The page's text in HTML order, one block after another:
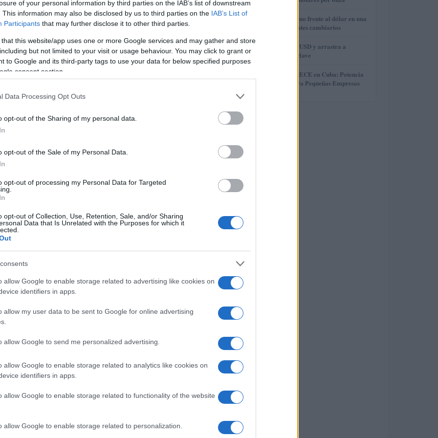
of your personal information by third parties on the IAB’s list of downstream
This information may also be disclosed by us to third parties on the IAB’s List of
Participants that may further disclose it to other third parties.
that this website/app uses one or more Google services and may gather and store
but not limited to your visit or usage behaviour. You may click to grant or
to Google and its third-party tags to use your data for below specified purposes
consent section.
Data Processing Opt Outs
opt-out of the Sharing of my personal data.
opt-out of the Sale of my Personal Data.
opt-out of processing my Personal Data for Targeted
opt-out of Collection, Use, Retention, Sale, and/or Sharing
Data that Is Unrelated with the Purposes for which it
allow Google to enable storage related to advertising like cookies on
identifiers in apps.
allow my user data to be sent to Google for online advertising
allow Google to send me personalized advertising.
allow Google to enable storage related to analytics like cookies on
identifiers in apps.
allow Google to enable storage related to functionality of the website
allow Google to enable storage related to personalization.
la cobertura y la efectividad, como las pruebas de
y control
y eficaces que previenen aproximadamente el 70%
primariacuando se aplican en la edad
con pruebas de alto rendimiento, en particular el
que la citología y facilita estrategias de cribado
toma en ciertos contextos.
seguido de tratamiento inmediato de lesiones
térmica o lacrioterapia— ha demostrado ser
limitados. La clave es asegurar que toda mujer
tratamiento oportuno, evitando pérdidas en el
3
El euro cede terreno frente al dólar en una
semana de contrastes cambiarios
4 Brent cae a 91.82 USD y arrastra a
materias primas clave
5
Microcréditos CRECE en Cuba: Potencia
y Crecimiento para Pequeñas Empresas